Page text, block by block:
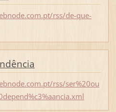
rss/de-que-
rss/ser%20ou